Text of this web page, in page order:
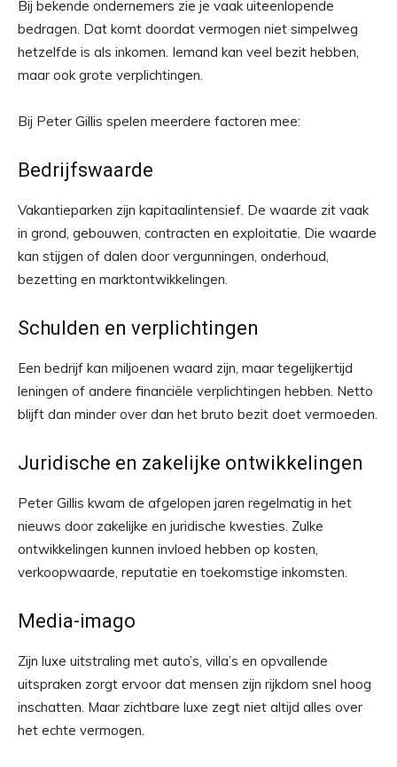
Bij bekende ondernemers zie je vaak uiteenlopende
bedragen. Dat komt doordat vermogen niet simpelweg
hetzelfde is als inkomen. Iemand kan veel bezit hebben,
maar ook grote verplichtingen.
Bij Peter Gillis spelen meerdere factoren mee:
Bedrijfswaarde
Vakantieparken zijn kapitaalintensief. De waarde zit vaak
in grond, gebouwen, contracten en exploitatie. Die waarde
kan stijgen of dalen door vergunningen, onderhoud,
bezetting en marktontwikkelingen.
Schulden en verplichtingen
Een bedrijf kan miljoenen waard zijn, maar tegelijkertijd
leningen of andere financiële verplichtingen hebben. Netto
blijft dan minder over dan het bruto bezit doet vermoeden.
Juridische en zakelijke ontwikkelingen
Peter Gillis kwam de afgelopen jaren regelmatig in het
nieuws door zakelijke en juridische kwesties. Zulke
ontwikkelingen kunnen invloed hebben op kosten,
verkoopwaarde, reputatie en toekomstige inkomsten.
Media-imago
Zijn luxe uitstraling met auto’s, villa’s en opvallende
uitspraken zorgt ervoor dat mensen zijn rijkdom snel hoog
inschatten. Maar zichtbare luxe zegt niet altijd alles over
het echte vermogen.